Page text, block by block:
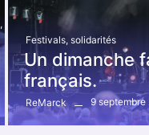
,
Festivals, solidarités
Un dimanche
français.
ReMarck 9 septembre